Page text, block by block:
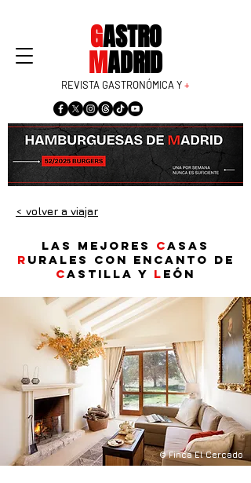
GASTRO
MADRID
REVISTA GASTRONÓMICA Y+
< volver a viajar
Las mejores casas
r urales con encanto de
Castilla y L eón
© Finca El Cercado